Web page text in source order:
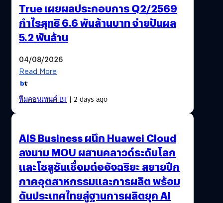
True เผยผลประกอบการ Q2/2569
กำไรสุทธิ 6.6 พันล้านบาท จ่ายปันผล
5.2 พันล้าน
04/08/2026
Read More
ทีมคอนเทนต์ BT| 2 days ago
AIS Business ผนึก Huawei Cloud
ลงนาม MOU ผสานคลาวด์ระดับโลก
และโซลูชันเชื่อมต่ออัจฉริยะ สยายปีก
ภาคอุตสาหกรรมและการผลิต พร้อม
ดันประเทศไทยสู่ฐานการผลิตยุค AI